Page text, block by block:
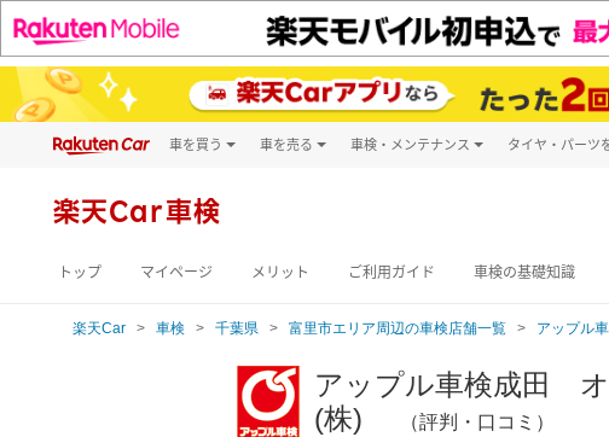
車を買う
新車
車を売る 車検・メンテナンス タイヤ・パーツ
楽天Car車検
トップ マイページ メリット ご利用ガイド 車検の基礎知識
楽天Car 車検 千葉県 富里市エリア周辺の車検店舗一覧 アップル
アップル車検成田
(株)
（評判・口コミ）